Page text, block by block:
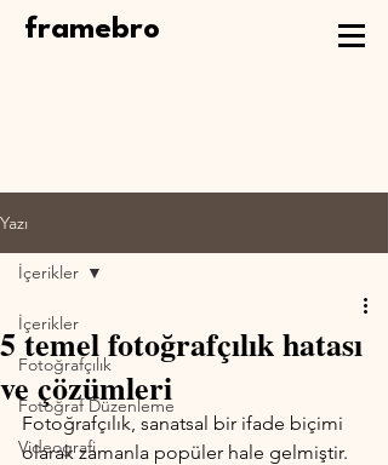
framebro
Yazı
İçerikler
Fotoğrafçılık
Fotoğraf Düzenleme
Videografi
İçerikler
5 temel fotoğrafçılık hatası
ve çözümleri
Fotoğrafçılık, sanatsal bir ifade biçimi
olarak zamanla popüler hale gelmiştir.